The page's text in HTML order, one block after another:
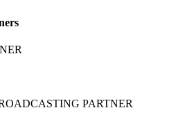
PARTNER